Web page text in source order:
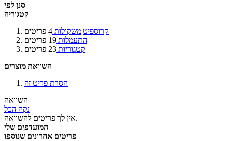
סנן לפי
קטגוריה
קרוספיט|משקולות 4 פריטים
התעמלות 19 פריטים
קטגוריות 23 פריטים
השוואת מוצרים
הסרת פריט זה
השוואה
נקה הכל
אין לך פריטים להשוואה.
המועדפים שלי
פריטים אחרונים שנוספו